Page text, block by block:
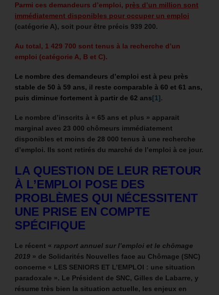
Parmi ces demandeurs d’emploi, près d’un million sont
immédiatement disponibles pour occuper un emploi
(catégorie A), soit pour être précis 939 200.
Au total, 1 429 700 sont tenus à la recherche d’un
emploi (catégorie A, B et C).
Le nombre des demandeurs d’emploi est à peu près
stable de 50 à 59 ans, il reste comparable à 60 et 61 ans,
puis diminue fortement à partir de 62 ans[1].
Le nombre d’inscrits à « 65 ans et plus » apparait
marginal avec 23 000 chômeurs immédiatement
disponibles et moins de 28 000 tenus à une recherche
d’emploi. Ils sont retirés du marché de l’emploi à ce jour.
LA QUESTION DE LEUR RETOUR
À L’EMPLOI POSE DES
PROBLÈMES QUI NÉCESSITENT
UNE PRISE EN COMPTE
SPÉCIFIQUE
Le récent « rapport annuel sur l’emploi et le chômage
2019 » de Solidarités Nouvelles face au Chômage (SNC)
concerne « LES SENIORS ET L’EMPLOI : une situation
paradoxale ». Le Président de SNC, Gilles de Labarre, y
résume très bien la situation actuelle, les enjeux en